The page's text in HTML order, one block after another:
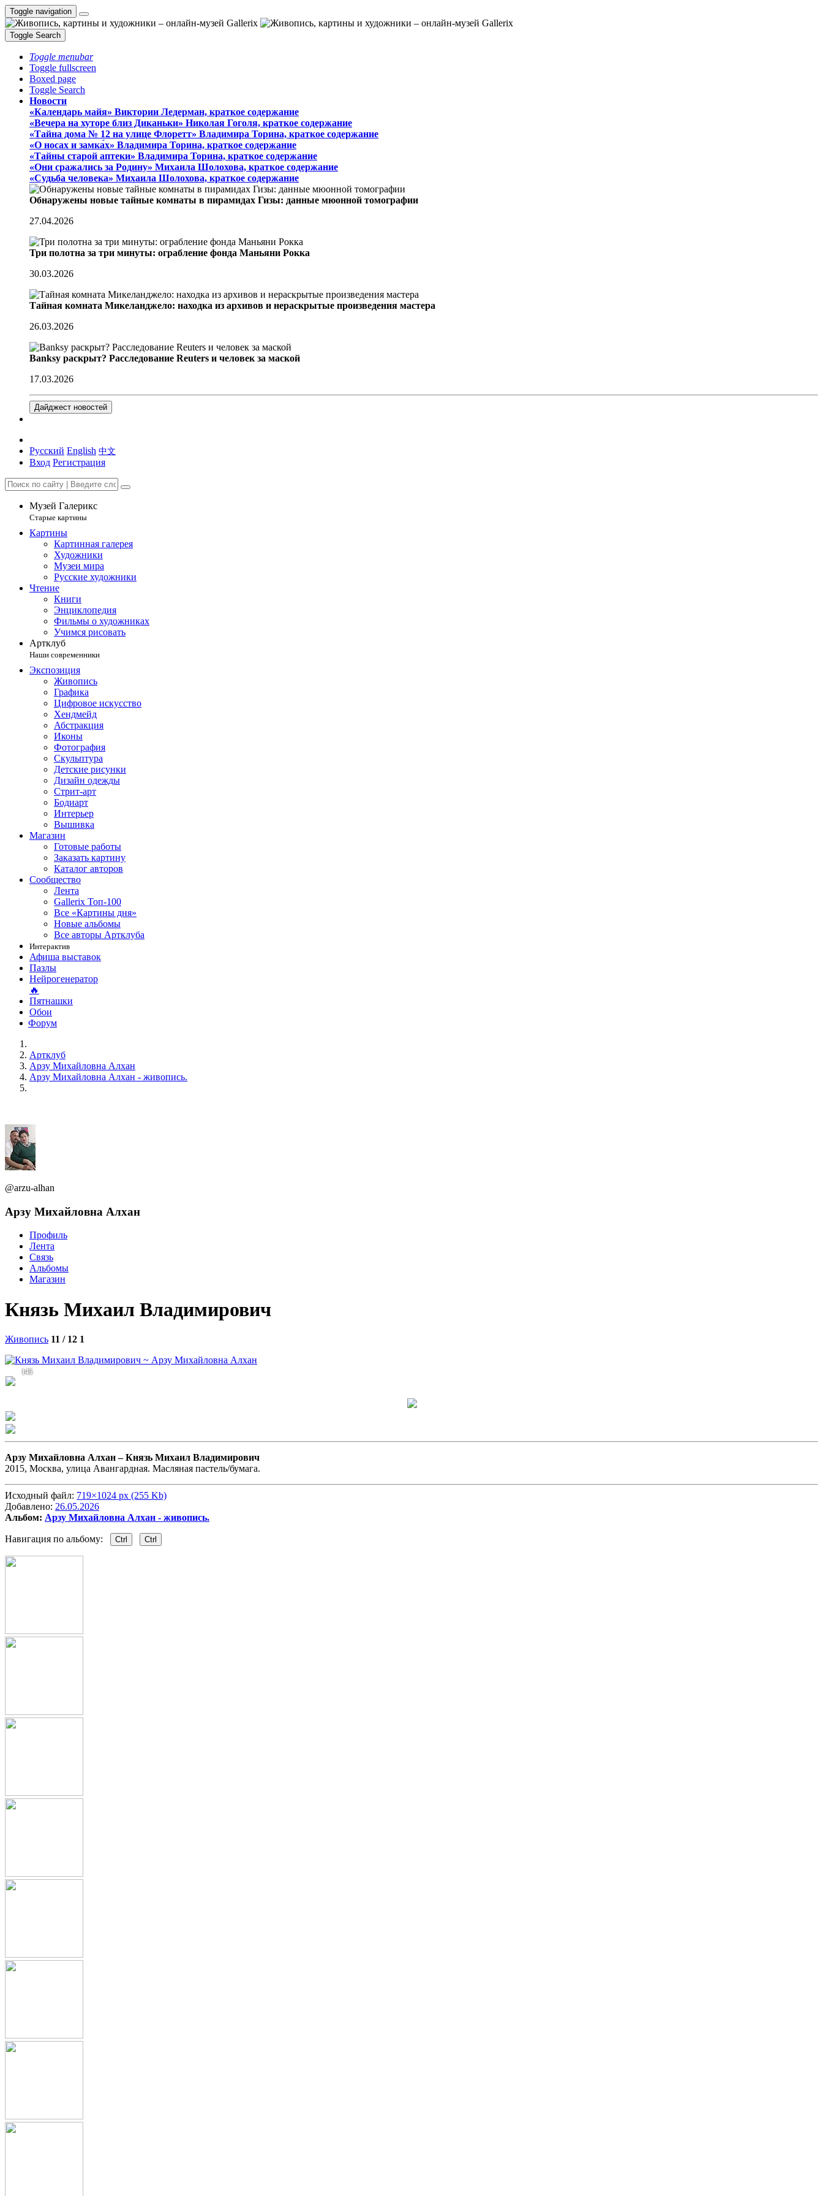
Toggle navigation
Toggle Search
Toggle menubar
Toggle fullscreen
Boxed page
Toggle Search
Новости
«Календарь майя» Виктории Ледерман, краткое содержание
«Вечера на хуторе близ Диканьки» Николая Гоголя, краткое содержание
«Тайна дома № 12 на улице Флоретт» Владимира Торина, краткое содержание
«О носах и замка́х» Владимира Торина, краткое содержание
«Тайны старой аптеки» Владимира Торина, краткое содержание
«Они сражались за Родину» Михаила Шолохова, краткое содержание
«Судьба человека» Михаила Шолохова, краткое содержание
Обнаружены новые тайные комнаты в пирамидах Гизы: данные мюонной томографии
27.04.2026
Три полотна за три минуты: ограбление фонда Маньяни Рокка
30.03.2026
Тайная комната Микеланджело: находка из архивов и нераскрытые произведения мастера
26.03.2026
Banksy раскрыт? Расследование Reuters и человек за маской
17.03.2026
Дайджест новостей
Русский English 中文
Вход Регистрация
Музей Галерикс
Старые картины
Картины
Картинная галерея
Художники
Музеи мира
Русские художники
Чтение
Книги
Энциклопедия
Фильмы о художниках
Учимся рисовать
Артклуб
Наши современники
Экспозиция
Живопись
Графика
Цифровое искусство
Хендмейд
Абстракция
Иконы
Фотография
Скульптура
Детские рисунки
Дизайн одежды
Стрит-арт
Бодиарт
Интерьер
Вышивка
Магазин
Готовые работы
Заказать картину
Каталог авторов
Сообщество
Лента
Gallerix Топ-100
Все «Картины дня»
Новые альбомы
Все авторы Артклуба
Интерактив
Афиша выставок
Пазлы
Нейрогенератор
🔥
Пятнашки
Обои
Форум
Артклуб
Арзу Михайловна Алхан
Арзу Михайловна Алхан - живопись.
@arzu-alhan
Арзу Михайловна Алхан
Профиль
Лента
Связь
Альбомы
Магазин
Князь Михаил Владимирович
Живопись 11 / 12 1
145
Арзу Михайловна Алхан –Князь Михаил Владимирович
2015, Москва, улица Авангардная. Масляная пастель/бумага.
Исходный файл: 719×1024 px (255 Kb)
Добавлено: 26.05.2026
Альбом: Арзу Михайловна Алхан - живопись.
Навигация по альбому: Ctrl Ctrl